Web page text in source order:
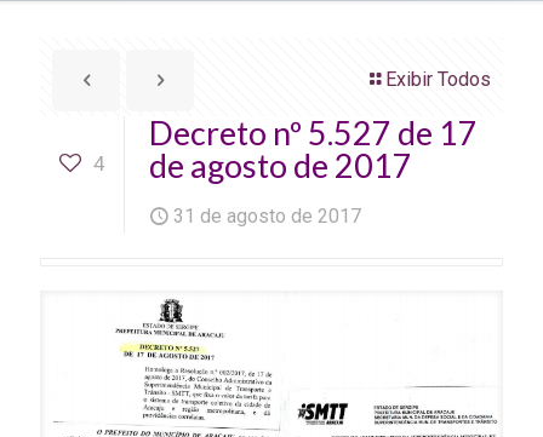
Exibir Todos
4
Decreto nº 5.527 de 17
de agosto de 2017
31 de agosto de 2017